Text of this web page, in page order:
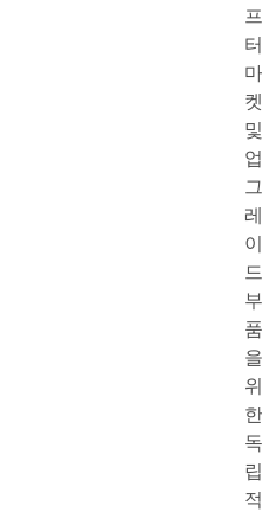
프
터
마
켓
및
업
그
레
이
드
부
품
을
위
한
독
립
적